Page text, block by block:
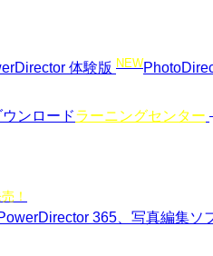
体験版 NEW
ンロードラーニングセンター
！
365、写真編集ソ